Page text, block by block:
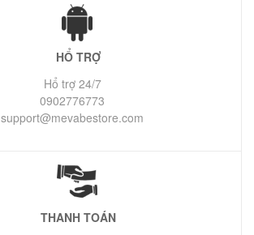
HỔ TRỢ
Hổ trợ 24/7
0902776773
support@mevabestore.com
THANH TOÁN